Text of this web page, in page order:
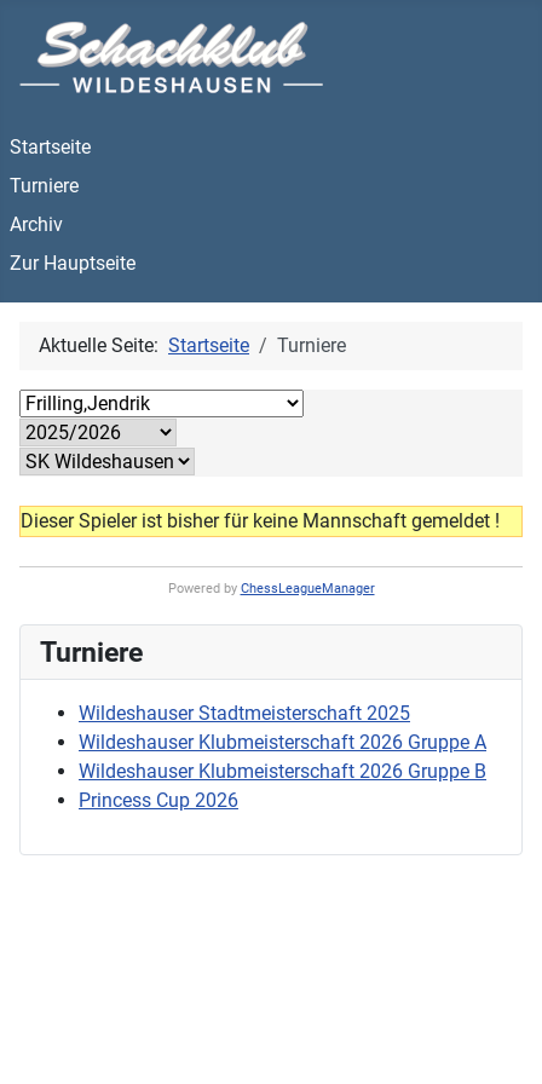
Startseite
Turniere
Archiv
Zur Hauptseite
Aktuelle Seite: Startseite Turniere
Dieser Spieler ist bisher für keine Mannschaft gemeldet !
Powered by ChessLeagueManager
Turniere
Wildeshauser Stadtmeisterschaft 2025
Wildeshauser Klubmeisterschaft 2026 Gruppe A
Wildeshauser Klubmeisterschaft 2026 Gruppe B
Princess Cup 2026